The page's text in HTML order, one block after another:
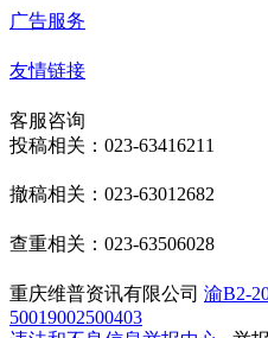
广告服务
友情链接
客服咨询
投稿相关：023-63416211
撤稿相关：023-63012682
查重相关：023-63506028
重庆维普资讯有限公司 渝B2-
50019002500403